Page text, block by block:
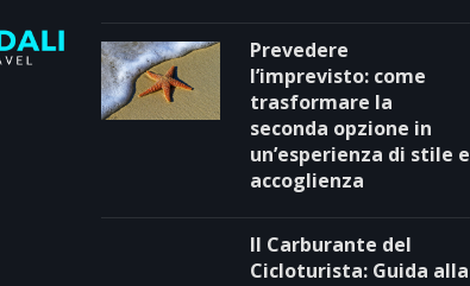
Prevedere
l’imprevisto: come
trasformare la
seconda opzione in
un’esperienza di stile e
accoglienza
Il Carburante del
Cicloturista: Guida alla